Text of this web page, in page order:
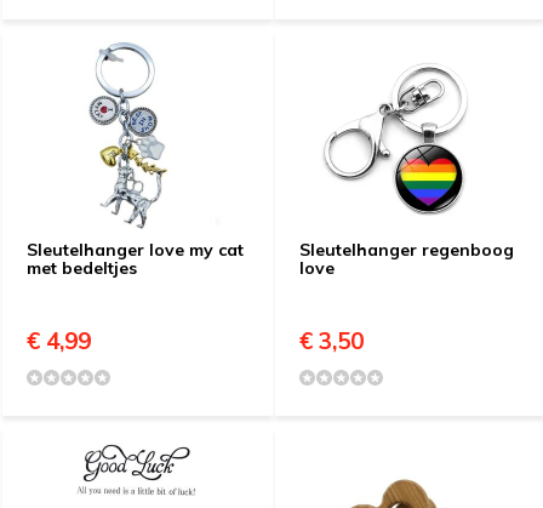
Sleutelhanger love my cat
met bedeltjes
€ 4,99
Sleutelhanger regenboog
love
€ 3,50